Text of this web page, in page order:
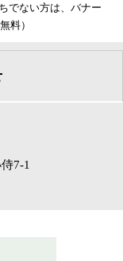
でない方は、バナー
料）
7-1